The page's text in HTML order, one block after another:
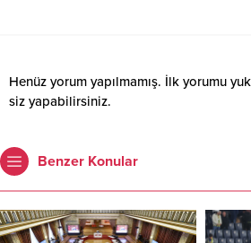
Henüz yorum yapılmamış. İlk yorumu
siz yapabilirsiniz.
Benzer Konular